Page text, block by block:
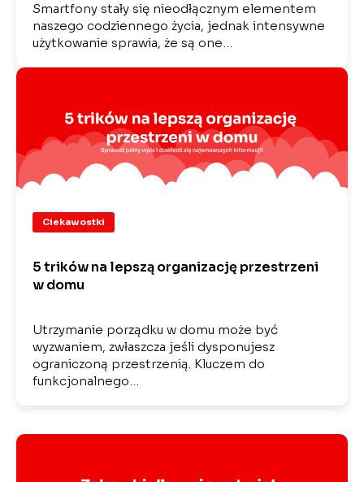
Smartfony stały się nieodłącznym elementem
naszego codziennego życia, jednak intensywne
użytkowanie sprawia, że są one…
Ciekawostki
5 trików na lepszą organizację przestrzeni
w domu
Utrzymanie porządku w domu może być
wyzwaniem, zwłaszcza jeśli dysponujesz
ograniczoną przestrzenią. Kluczem do
funkcjonalnego…